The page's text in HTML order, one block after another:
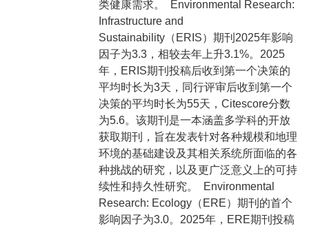
类健康需求。 Environmental Research:
Infrastructure and
Sustainability（ERIS）期刊2025年影响
因子为3.3，相较去年上升3.1%。2025
年，ERIS期刊投稿后收到第一个决策的
平均时长为3天，同行评审后收到第一个
决策的平均时长为55天，Citescore分数
为5.6。该期刊是一本涵盖多学科的开放
获取期刊，旨在发表针对各种规模和地理
环境的基础建设及其相关系统所面临的各
种挑战的研究，以及更广泛意义上的可持
续性和持久性研究。 Environmental
Research: Ecology（ERE）期刊的首个
影响因子为3.0。2025年，ERE期刊投稿